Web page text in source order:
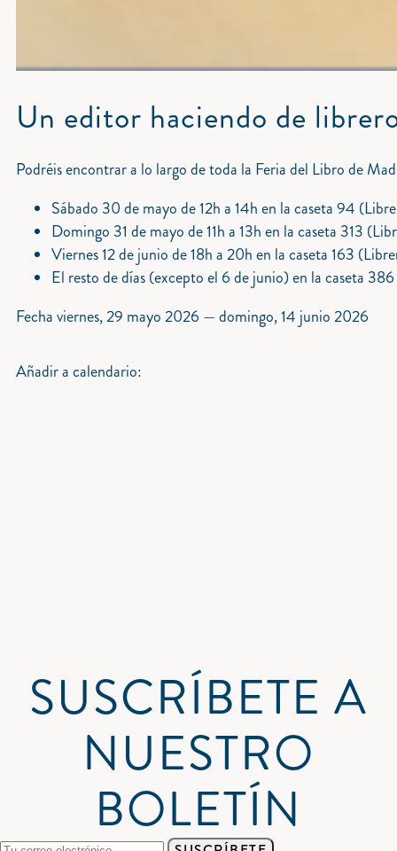
Un editor haciendo de
Podréis encontrar a lo largo de toda la Feria del Libro de
Sábado 30 de mayo de 12h a 14h en la caseta 94
Domingo 31 de mayo de 11h a 13h en la caseta 313
Viernes 12 de junio de 18h a 20h en la caseta 163
El resto de días (excepto el 6 de junio) en la caseta
Fechaviernes, 29 mayo 2026 —domingo, 14 junio 2026
Añadir a calendario:
SUSCRÍBETE A
NUESTRO
BOLETÍN